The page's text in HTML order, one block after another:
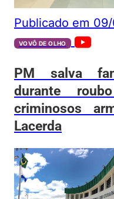
Publicado em
VOVÔ DE OLHO
PM salva
durante
criminosos
Lacerda